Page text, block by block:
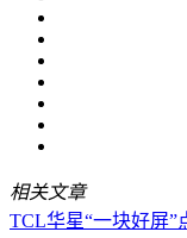
相关文章
TCL华星“一块好屏”